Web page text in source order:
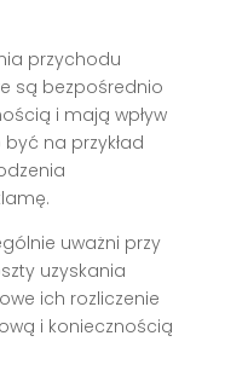
przychodu
są bezpośrednio
i mają wpływ
na przykład
uważni przy
uzyskania
ich rozliczenie
i koniecznością